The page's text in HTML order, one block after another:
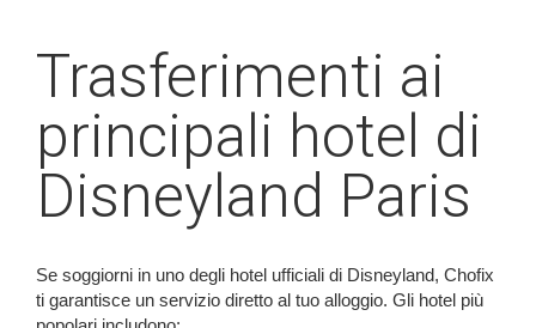
Trasferimenti ai
principali hotel di
Disneyland Paris
Se soggiorni in uno degli hotel ufficiali di Disneyland, Chofix
ti garantisce un servizio diretto al tuo alloggio. Gli hotel più